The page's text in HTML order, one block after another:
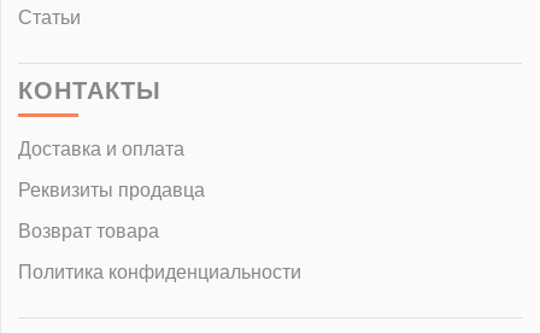
Статьи
КОНТАКТЫ
Доставка и оплата
Реквизиты продавца
Возврат товара
Политика конфиденциальности